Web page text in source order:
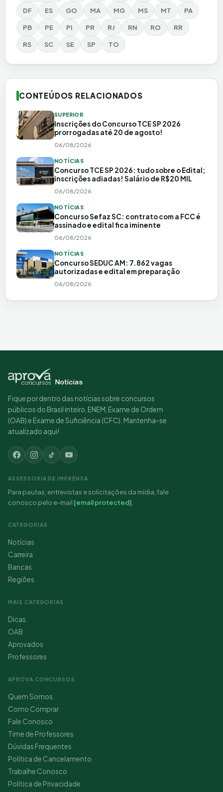
DF ES GO MA MG MS MT PA
PB PE PI PR RJ RN RO RR
RS SC SE SP TO
CONTEÚDOS RELACIONADOS
SUPERIOR
Inscrições do Concurso TCE SP 2026
prorrogadas até 20 de agosto!
06/08/2026
NOTÍCIAS
Concurso TCE SP 2026: tudo sobre o Edital;
inscrições adiadas! Salário de R$20 MIL
06/08/2026
NOTÍCIAS
Concurso Sefaz SC: contrato com a FCC é
assinado e edital fica iminente
06/08/2026
NOTÍCIAS
Concurso SEDUC AM: 7.862 vagas
autorizadas e edital em preparação
06/08/2026
Fique por dentro das notícias sobre concursos
públicos do Brasil inteiro, ENEM, Exame de Ordem
(OAB) e Exame de Suficiência (CFC). Mantenha-se
atualizado aqui!
ASSESSORIA DE IMPRENSA
Para pautas, entrevistas e solicitações da mídia, fale
conosco pelo e-mail [email protected]
CATEGORIAS
Notícias
Carreira
Bancas
Regiões
MAIS CATEGORIAS
Dicas
OAB
Aprovados
Professores
APROVA CONCURSOS
Quem Somos
Como Comprar
Fale Conosco
Time de Professores
Dúvidas Frequentes
Política de Cancelamento
Trabalhe Conosco
Política de Privacidade